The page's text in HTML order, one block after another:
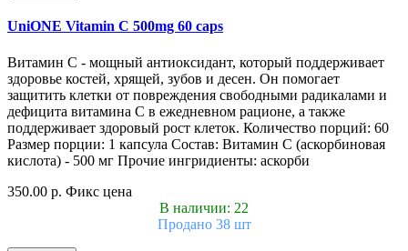
UniONE Vitamin С 500mg 60 caps
Витамин С - мощный антиоксидант, который поддерживает
здоровье костей, хрящей, зубов и десен. Он помогает
защитить клетки от повреждения свободными радикалами и
дефицита витамина С в ежедневном рационе, а также
поддерживает здоровый рост клеток. Количество порций: 60
Размер порции: 1 капсула Состав: Витамин С (аскорбиновая
кислота) - 500 мг Прочие ингридиенты: аскорби
350.00 р. Фикс цена
В наличии: 22
Продано 38 шт